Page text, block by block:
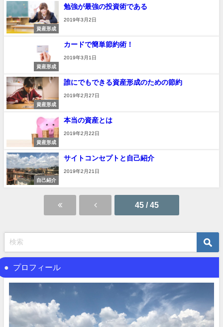
資産形成
勉強が最強の投資術である
2019年3月2日
資産形成
カードで簡単節約術！
2019年3月1日
資産形成
誰にでもできる資産形成のための節約
2019年2月27日
資産形成
本当の資産とは
2019年2月22日
自己紹介
サイトコンセプトと自己紹介
2019年2月21日
45 / 45
プロフィール